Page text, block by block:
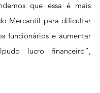
que essa é mais
Mercantil para dificultar
funcionários e aumentar
lucro financeiro”,